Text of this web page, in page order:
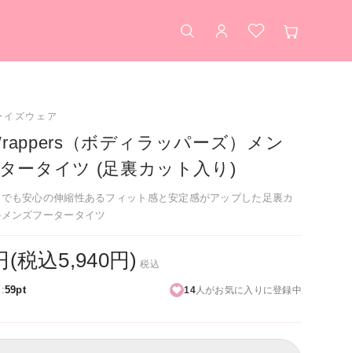
検索 アカウントお気に入り
カート
ズウェア
（ボディラッパーズ）メン
ータイツ (足裏カット入り)
も安心の伸縮性あるフィット感と安定感がアップした足裏カ
ンズフータータイツ
(税込5,940円) 税込
59pt 14人がお気に入りに登録中